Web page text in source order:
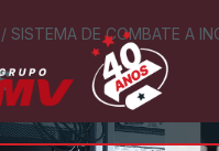
/ SISTEMA DE COMBATE A